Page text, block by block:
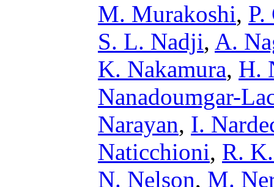
M. Murakoshi,
S. L. Nadji, A.
K. Nakamura, H.
Nanadoumgar-
Narayan, I.
Naticchioni, R.
N. Nelson, M.